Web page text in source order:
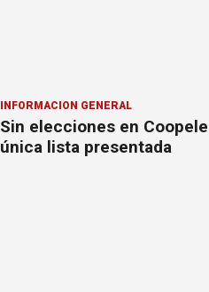
INFORMACION GENERAL
Sin elecciones en
única lista presentada